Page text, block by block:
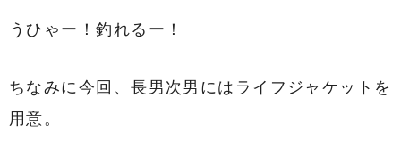
うひゃー！釣れるー！
ちなみに今回、長男次男にはライフジャケットを
用意。